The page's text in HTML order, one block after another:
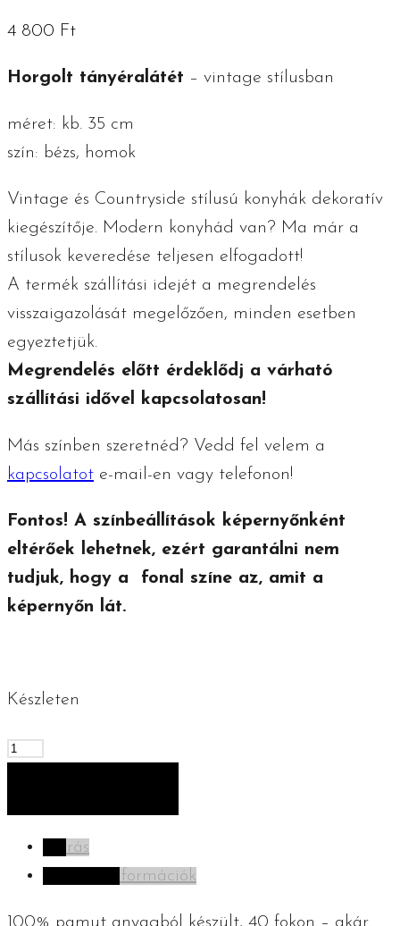
4 800 Ft
Horgolt tányéralátét – vintage stílusban
méret: kb. 35 cm
szín: bézs, homok
Vintage és Countryside stílusú konyhák dekoratív
kiegészítője. Modern konyhád van? Ma már a
stílusok keveredése teljesen elfogadott!
A termék szállítási idejét a megrendelés
visszaigazolását megelőzően, minden esetben
egyeztetjük.
Megrendelés előtt érdeklődj a várható
szállítási idővel kapcsolatosan!
Más színben szeretnéd? Vedd fel velem a
kapcsolatot e-mail-en vagy telefonon!
Fontos! A színbeállítások képernyőnként
eltérőek lehetnek, ezért garantálni nem
tudjuk, hogy a fonal színe az, amit a
képernyőn lát.
Készleten
Horgolt
cm
Leírás
További információk